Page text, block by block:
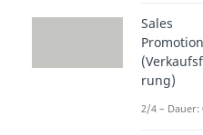
Hier
eine
Sales
Promotion
rung)
2/4 – Dauer: